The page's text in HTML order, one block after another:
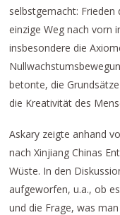
selbstgemacht:
einzige Weg nach vorn
insbesondere die
betonte, die
die Kreativität des
Askary zeigte anhand
nach Xinjiang Chinas
Wüste. In den
aufgeworfen, u.a., ob
und die Frage, was